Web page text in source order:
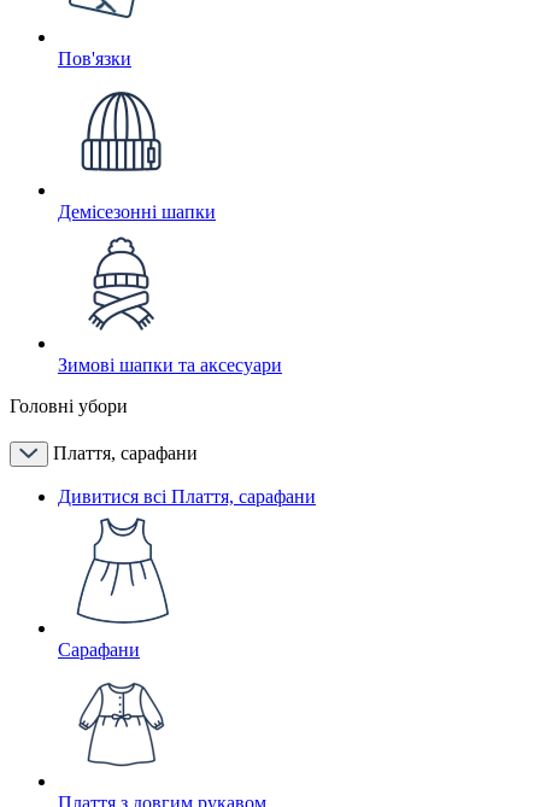
Пов'язки
Демісезонні шапки
Зимові шапки та аксесуари
Головні убори
Плаття, сарафани
Дивитися всі Плаття, сарафани
Сарафани
Плаття з довгим рукавом